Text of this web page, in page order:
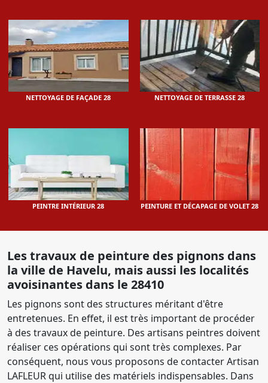
NETTOYAGE DE FAÇADE 28 NETTOYAGE DE TERRASSE 28
PEINTRE INTÉRIEUR 28 PEINTURE ET DÉCAPAGE DE VOLET 28
Les travaux de peinture des pignons dans
la ville de Havelu, mais aussi les localités
avoisinantes dans le 28410
Les pignons sont des structures méritant d'être
entretenues. En effet, il est très important de procéder
à des travaux de peinture. Des artisans peintres doivent
réaliser ces opérations qui sont très complexes. Par
conséquent, nous vous proposons de contacter Artisan
LAFLEUR qui utilise des matériels indispensables. Dans